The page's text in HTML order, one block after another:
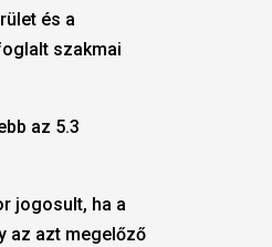
és a
szakmai
az 5.3
jogosult, ha a
az azt megelőző